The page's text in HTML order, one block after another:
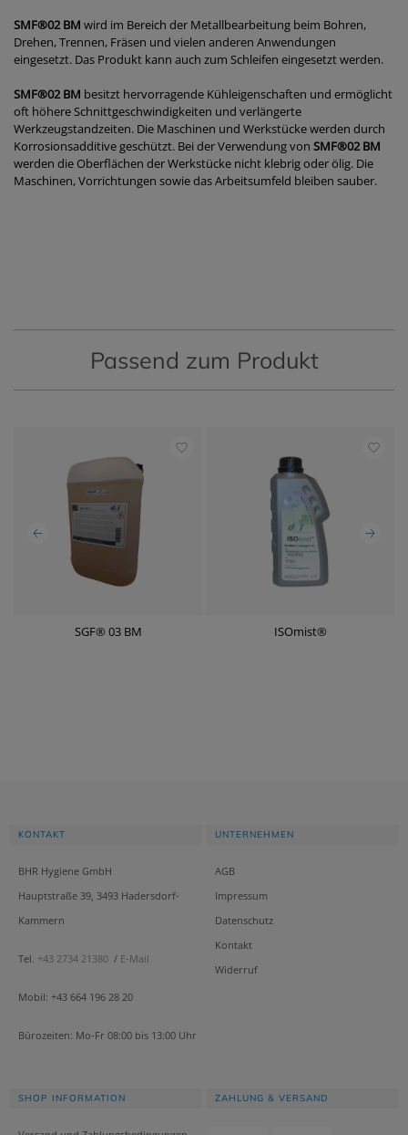
SMF®02 BM wird im Bereich der Metallbearbeitung beim Bohren,
Drehen, Trennen, Fräsen und vielen anderen Anwendungen
eingesetzt. Das Produkt kann auch zum Schleifen eingesetzt werden.
SMF®02 BM besitzt hervorragende Kühleigenschaften und ermöglicht
oft höhere Schnittgeschwindigkeiten und verlängerte
Werkzeugstandzeiten. Die Maschinen und Werkstücke werden durch
Korrosionsadditive geschützt. Bei der Verwendung von SMF®02 BM
werden die Oberflächen der Werkstücke nicht klebrig oder ölig. Die
Maschinen, Vorrichtungen sowie das Arbeitsumfeld bleiben sauber.
Passend zum Produkt
SGF® 03 BM ISOmist®
KONTAKT
BHR Hygiene GmbH
Hauptstraße 39, 3493 Hadersdorf-
Kammern
Tel. +43 2734 21380 / E-Mail
Mobil: +43 664 196 28 20
Bürozeiten: Mo-Fr 08:00 bis 13:00 Uhr
UNTERNEHMEN
AGB
Impressum
Datenschutz
Kontakt
Widerruf
SHOP INFORMATION ZAHLUNG & VERSAND